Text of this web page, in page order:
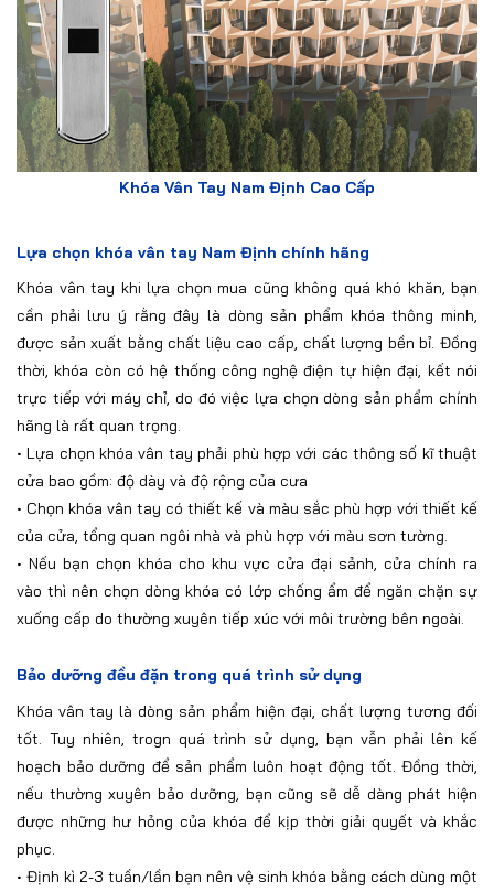
Khóa Vân Tay Nam Định Cao Cấp
Lựa chọn khóa vân tay Nam Định chính hãng
Khóa vân tay khi lựa chọn mua cũng không quá khó khăn, bạn
cần phải lưu ý rằng đây là dòng sản phẩm khóa thông minh,
được sản xuất bằng chất liệu cao cấp, chất lượng bền bỉ. Đồng
thời, khóa còn có hệ thống công nghệ điện tự hiện đại, kết nói
trực tiếp với máy chỉ, do đó việc lựa chọn dòng sản phẩm chính
hãng là rất quan trọng.
• Lựa chọn khóa vân tay phải phù hợp với các thông số kĩ thuật
cửa bao gồm: độ dày và độ rộng của cưa
• Chọn khóa vân tay có thiết kế và màu sắc phù hợp với thiết kế
của cửa, tổng quan ngôi nhà và phù hợp với màu sơn tường.
• Nếu bạn chọn khóa cho khu vực cửa đại sảnh, cửa chính ra
vào thì nên chọn dòng khóa có lớp chống ẩm để ngăn chặn sự
xuống cấp do thường xuyên tiếp xúc với môi trường bên ngoài.
Bảo dưỡng đều đặn trong quá trình sử dụng
Khóa vân tay là dòng sản phẩm hiện đại, chất lượng tương đối
tốt. Tuy nhiên, trogn quá trình sử dụng, bạn vẫn phải lên kế
hoạch bảo dưỡng để sản phẩm luôn hoạt động tốt. Đồng thời,
nếu thường xuyên bảo dưỡng, bạn cũng sẽ dễ dàng phát hiện
được những hư hỏng của khóa để kịp thời giải quyết và khắc
phục.
• Định kì 2-3 tuần/lần bạn nên vệ sinh khóa bằng cách dùng một